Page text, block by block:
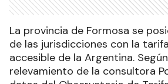
La provincia de Formosa se
de las jurisdicciones con la
accesible de la Argentina.
relevamiento de la consultora